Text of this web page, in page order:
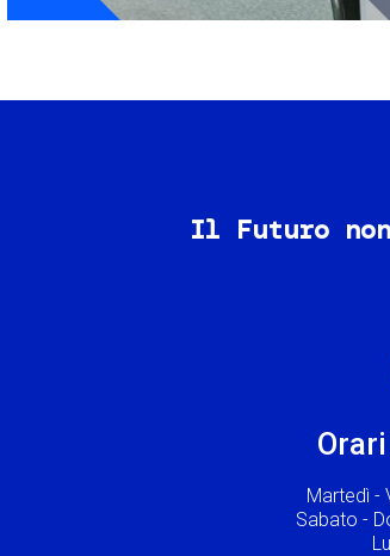
Il Futuro
Martedì -
Sabato -